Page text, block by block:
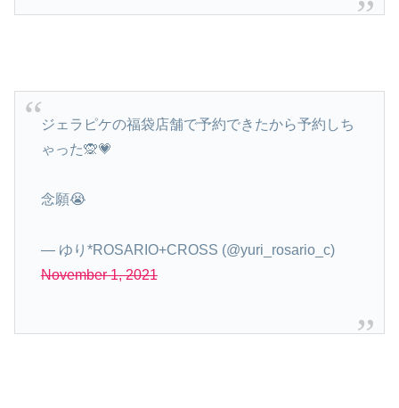
ジェラピケの福袋店舗で予約できたから予約しち
ゃった🙊💗
念願😭
— ゆり*ROSARIO+CROSS (@yuri_rosario_c)
November 1, 2021